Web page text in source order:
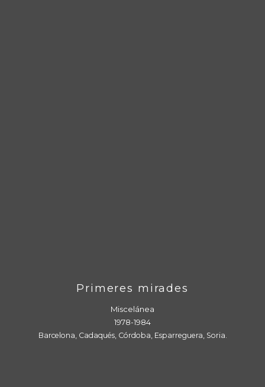
Primeres mirades
Miscelánea
1978-1984
Barcelona, Cadaqués, Córdoba, Esparreguera, Soria.